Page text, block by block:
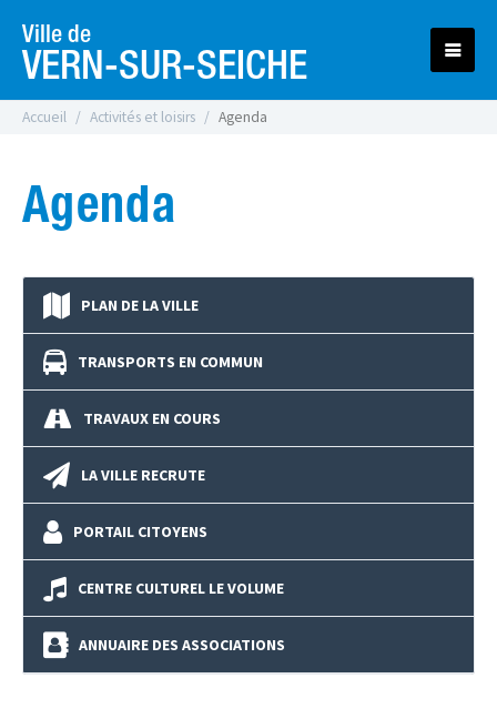
Ville de
VERN-SUR-SEICHE
Accueil Activités et loisirs Agenda
Agenda
PLAN DE LA VILLE
TRANSPORTS EN COMMUN
TRAVAUX EN COURS
LA VILLE RECRUTE
PORTAIL CITOYENS
CENTRE CULTUREL LE VOLUME
ANNUAIRE DES ASSOCIATIONS